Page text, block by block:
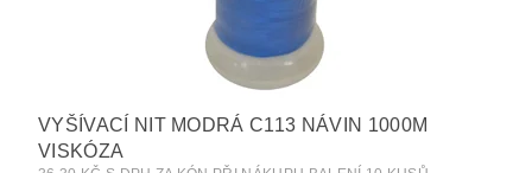
VYŠÍVACÍ NIT MODRÁ C113 NÁVIN 1000M
VISKÓZA